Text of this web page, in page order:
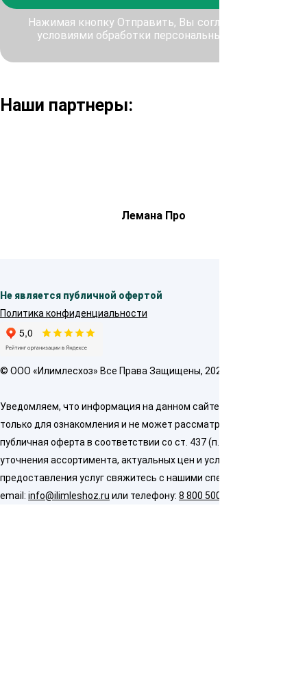
Нажимая кнопку Отправить, Вы соглашаетесь с
условиями обработки персональных данных
Наши партнеры:
Лемана Про
Не является публичной офертой
Политика конфиденциальности
© OOO «Илимлесхоз» Все Права Защищены, 2026
Уведомляем, что информация на данном сайте предназначена
только для ознакомления и не может рассматриваться как
публичная оферта в соответствии со ст. 437 (п. 2) ГК РФ. Для
уточнения ассортимента, актуальных цен и условий
предоставления услуг свяжитесь с нашими специалистами по
email: info@ilimleshoz.ru или телефону: 8 800 500 5437